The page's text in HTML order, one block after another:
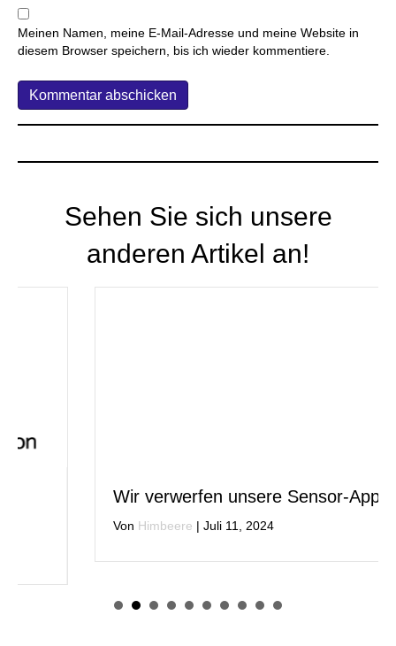
Meinen Namen, meine E-Mail-Adresse und meine Website in
diesem Browser speichern, bis ich wieder kommentiere.
Sehen Sie sich unsere
anderen Artikel an!
Wir verwerfen unsere Sensor-Apps
Himbeere |Juli 11, 2024